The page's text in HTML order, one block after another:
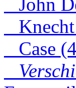
Case